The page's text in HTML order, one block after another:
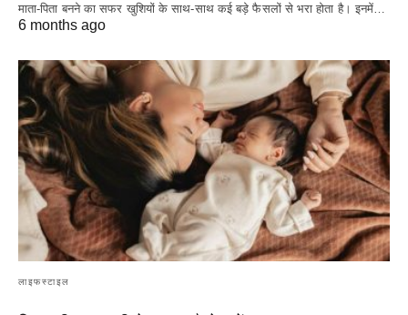
माता-पिता बनने का सफर खुशियों के साथ-साथ कई बड़े फैसलों से भरा होता है। इनमें…
6 months ago
लाइफस्टाइल